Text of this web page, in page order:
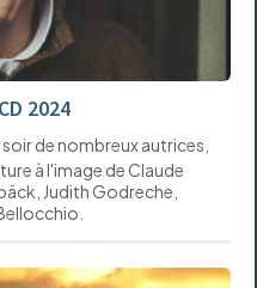
2024
de nombreux autrices,
à l'image de Claude
Judith Godreche,